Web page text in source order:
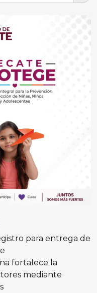
para entrega de
fortalece la
mediante